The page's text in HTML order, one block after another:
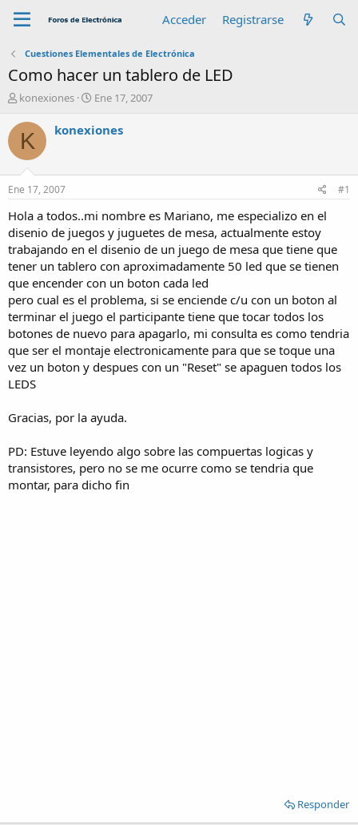
Acceder Registrarse
Cuestiones Elementales de Electrónica
Como hacer un tablero de LED
A
t
o
r
konexiones
F
c
n
c
i
o
Ene 17, 2007
K konexiones
Ene 17, 2007 #1
Hola a todos..mi nombre es Mariano, me especializo en el
disenio de juegos y juguetes de mesa, actualmente estoy
trabajando en el disenio de un juego de mesa que tiene que
tener un tablero con aproximadamente 50 led que se tienen
que encender con un boton cada led
pero cual es el problema, si se enciende c/u con un boton al
terminar el juego el participante tiene que tocar todos los
botones de nuevo para apagarlo, mi consulta es como tendria
que ser el montaje electronicamente para que se toque una
vez un boton y despues con un "Reset" se apaguen todos los
LEDS
Gracias, por la ayuda.
PD: Estuve leyendo algo sobre las compuertas logicas y
transistores, pero no se me ocurre como se tendria que
montar, para dicho fin
Responder